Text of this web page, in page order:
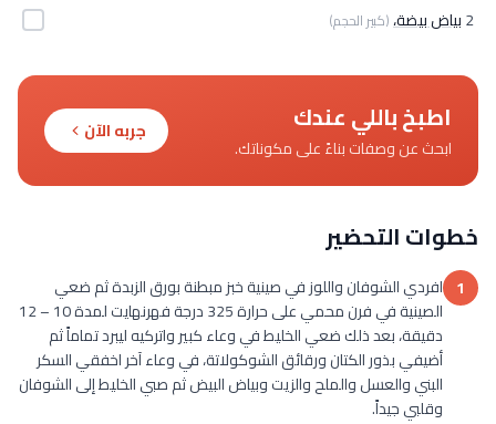
2بياض بيضة،(كبير الحجم)
اطبخ باللي عندك
ابحث عن وصفات بناءً على مكوناتك.
جربه الآن
خطوات التحضير
1 افردي الشوفان واللوز في صينية خبز مبطنة بورق الزبدة ثم ضعي
الصينية في فرن محمي على حرارة 325 درجة فهرنهايت لمدة 10 – 12
دقيقة، بعد ذلك ضعي الخليط في وعاء كبير واتركيه ليبرد تماماً ثم
أضيفي بذور الكتان ورقائق الشوكولاتة، في وعاء آخر اخفقي السكر
البني والعسل والملح والزيت وبياض البيض ثم صبي الخليط إلى الشوفان
وقلبي جيداً.